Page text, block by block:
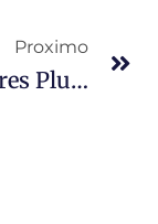
Proximo
4 Melhores Plugins De Backup Para WordPress Em 2016